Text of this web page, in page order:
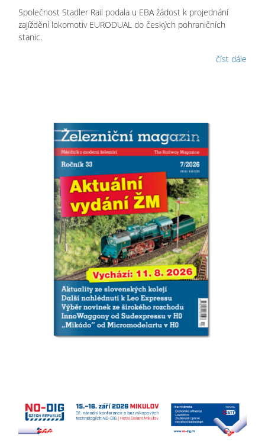
Společnost Stadler Rail podala u EBA žádost k projednání
zajíždění lokomotiv EURODUAL do českých pohraničních
stanic.
číst dále